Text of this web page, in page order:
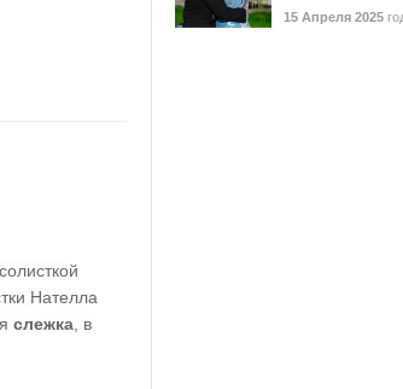
Нателла
слежка , в
15 Апреля 2025